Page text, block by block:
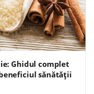
Ghidul complet
sănătății